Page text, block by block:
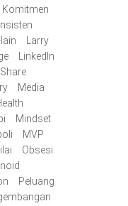
Komitmen
lain
Larry
LinkedIn
Media
Mindset
MVP
Obsesi
Peluang